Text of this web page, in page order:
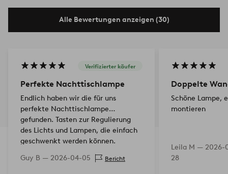
Alle Bewertungen anzeigen (30)
Verifizierter käufer
Perfekte Nachttischlampe
Endlich haben wir die für uns
perfekte Nachttischlampe
gefunden. Tasten zur Regulierung
des Lichts und Lampen, die einfach
geschwenkt werden können.
Guy B — 2026-04-05 Bericht
Doppelte
Schöne Lampe,
montieren
Leila M — 2026-
28